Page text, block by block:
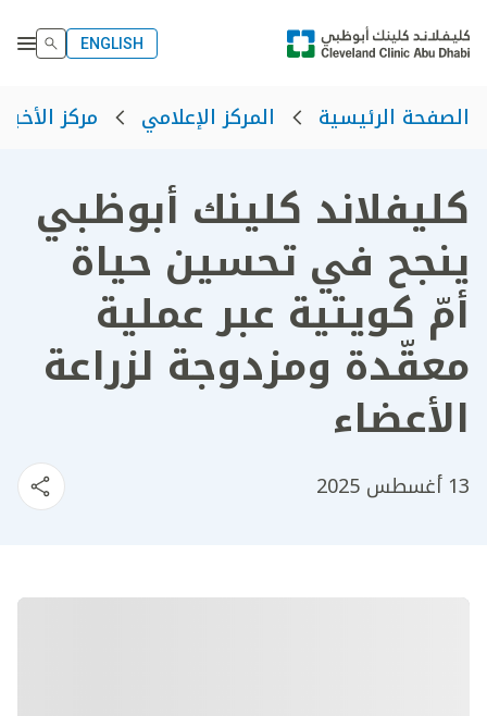
ENGLISH
الصفحة الرئيسية المركز الإعلامي مركز الأخبار
كليفلاند كلينك أبوظبي
ينجح في تحسين حياة
أمّ كويتية عبر عملية
معقّدة ومزدوجة لزراعة
الأعضاء
13 أغسطس 2025